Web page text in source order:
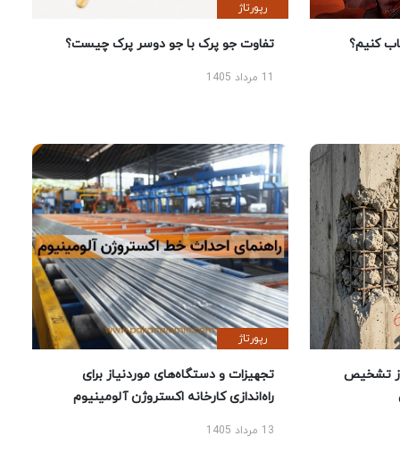
کنیم؟
رپورتاژ
تفاوت جو پرک با جو دوسر پرک چیست؟
تشخیص
رپورتاژ
تجهیزات و دستگاه‌های موردنیاز برای
راه‌اندازی کارخانه اکستروژن آلومینیوم
13 مرداد 1405